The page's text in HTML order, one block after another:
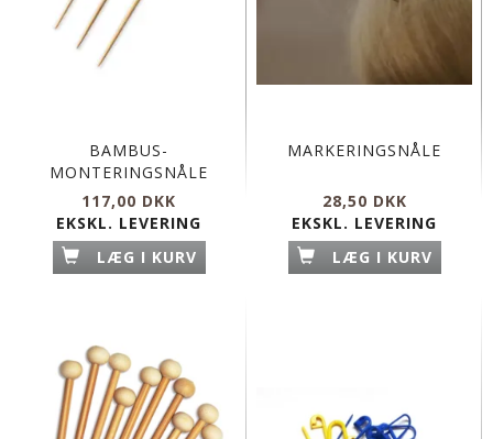
BAMBUS-
MONTERINGSNÅLE
117,00 DKK
EKSKL. LEVERING
LÆG I KURV
MARKERINGSNÅLE
28,50 DKK
EKSKL. LEVERING
LÆG I KURV